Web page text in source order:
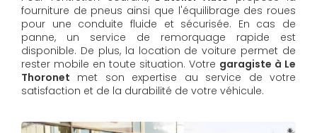
fourniture de pneus ainsi que l'équilibrage des roues
pour une conduite fluide et sécurisée. En cas de
panne, un service de remorquage rapide est
disponible. De plus, la location de voiture permet de
rester mobile en toute situation. Votre garagiste à Le
Thoronet met son expertise au service de votre
satisfaction et de la durabilité de votre véhicule.